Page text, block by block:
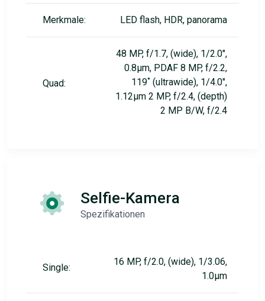
Merkmale: LED flash, HDR, panorama
Quad:
48 MP, f/1.7, (wide), 1/2.0",
0.8µm, PDAF 8 MP, f/2.2,
119˚ (ultrawide), 1/4.0",
1.12µm 2 MP, f/2.4, (depth)
2 MP B/W, f/2.4
Selfie-Kamera
Spezifikationen
Single:
16 MP, f/2.0, (wide), 1/3.06,
1.0µm